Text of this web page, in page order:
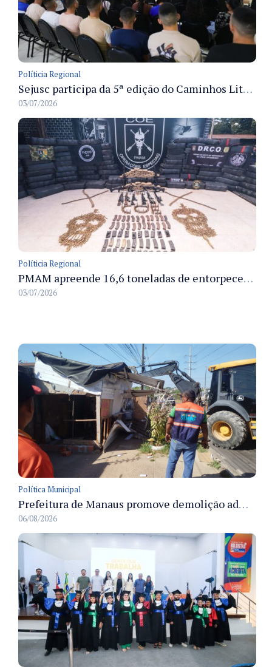
Políticia Regional
Sejusc participa da 5ª edição do Caminhos Literários com foco na cultura hip-hop nas unidades socioeducativas
03/07/2026
Políticia Regional
PMAM apreende 16,6 toneladas de entorpecentes e registra aumento nas prisões em flagrante e nas capturas de foragidos no primeiro semestre de 2026
03/07/2026
Política Municipal
Prefeitura de Manaus promove demolição administrativa de cinco estruturas que ocupavam calçada pública
06/08/2026